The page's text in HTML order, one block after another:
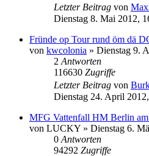
Letzter Beitrag von
Dienstag 8. Mai 2012,
Fründe op Tour rund öm dä
von kwcolonia » Dienstag 9.
2 Antworten
116630 Zugriffe
Letzter Beitrag von
Dienstag 24. April
MFG Vattenfall HM Berlin
von LUCKY » Dienstag 6.
0 Antworten
94292 Zugriffe